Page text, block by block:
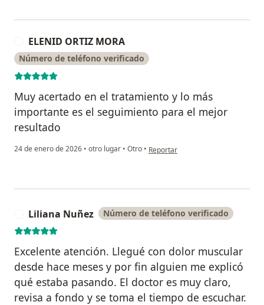
ELENID ORTIZ MORA
Número de teléfono verificado
Muy acertado en el tratamiento y lo más
importante es el seguimiento para el mejor
resultado
24 de enero de 2026 • otro lugar • Otro • en opinión del usuario ELENID
Reportar
Liliana Nuñez Número de teléfono verificado
Excelente atención. Llegué con dolor muscular
desde hace meses y por fin alguien me explicó
qué estaba pasando. El doctor es muy claro,
revisa a fondo y se toma el tiempo de escuchar.